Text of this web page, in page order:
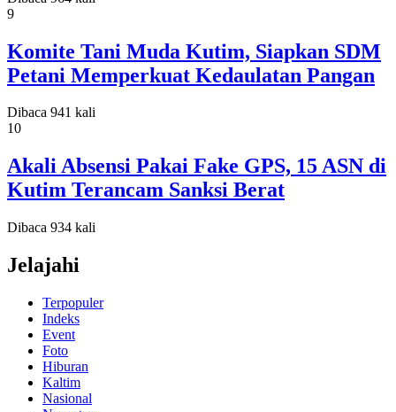
9
Komite Tani Muda Kutim, Siapkan SDM
Petani Memperkuat Kedaulatan Pangan
Dibaca 941 kali
10
Akali Absensi Pakai Fake GPS, 15 ASN di
Kutim Terancam Sanksi Berat
Dibaca 934 kali
Jelajahi
Terpopuler
Indeks
Event
Foto
Hiburan
Kaltim
Nasional